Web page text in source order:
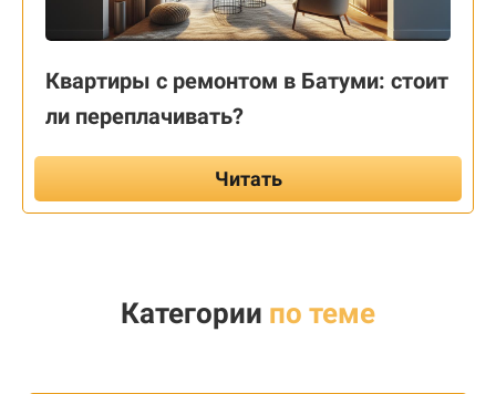
Квартиры с ремонтом в Батуми: стоит
ли переплачивать?
Читать
Категории по теме